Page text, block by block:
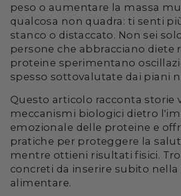
peso o aumentare la massa
qualcosa non quadra: ti senti
stanco o distaccato. Non sei
persone che abbracciano diete
proteine sperimentano
spesso sottovalutate dai piani
Questo articolo racconta storie
meccanismi biologici dietro
emozionale delle proteine e
pratiche per proteggere la
mentre ottieni risultati fisici.
concreti da inserire subito
alimentare.